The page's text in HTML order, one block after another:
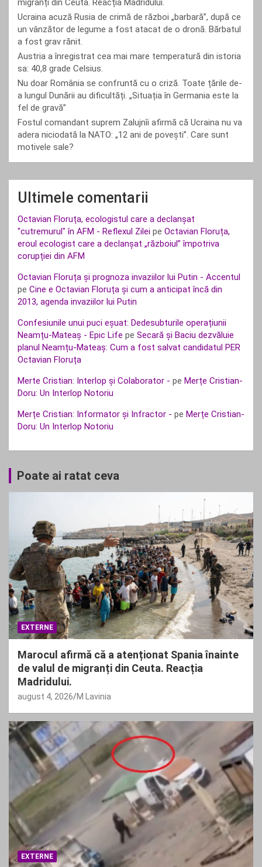
migranți din Ceuta. Reacția Madridului.
Ucraina acuză Rusia de crimă de război „barbară”, după ce
un vânzător de legume a fost atacat de o dronă. Bărbatul
a fost grav rănit.
Austria a înregistrat cea mai mare temperatură din istoria
sa: 40,8 grade Celsius.
Nu doar România se confruntă cu o criză. Toate țările de-
a lungul Dunării au dificultăți. „Situația în Germania este la
fel de gravă”
Fostul comandant suprem Zalujnîi afirmă că Ucraina nu va
adera niciodată la NATO: „12 ani de povești”. Care sunt
motivele sale?
Ultimele comentarii
Octavian Floruța, ecologistul care a declanșat
"cutremurul" în AFM - Reflexul Zilei pe Octavian Floruța,
eroul ecologist care a declanșat „războiul” împotriva
corupției din AFM
Octavian Floruța și prognoza invaziilor lui Putin - Accentul
pe Cine e Octavian Floruța și cum a anticipat încă din
2013, agenda invaziilor lui Putin
Confesiunile unui puci eșuat: Dedesubturile operațiunii
Neamțu-Mateaș - Epic Life pe Secară și Baciu dezvăluie
planul Neamțu-Mateaș: Cum a fost salvat candidatul PER
Octavian Floruța
Merte Cristian: Interlop și Colaborator - pe Merțe Cristian-
Doru: Un Interlop Notoriu
Merțe Cristian: Informator și Infractor - pe Merțe Cristian-
Doru: Un Interlop Notoriu
Poate ai ratat ceva
EXTERNE
Marocul afirmă că a atenționat Spania înainte
de valul de migranți din Ceuta. Reacția
Madridului.
august 4, 2026 M Lavinia
EXTERNE